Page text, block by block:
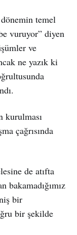
temel
vuruyor” diyen
ve
ne yazık ki
kurulması
çağrısında
de atıfta
bakamadığımız
bir
bir şekilde